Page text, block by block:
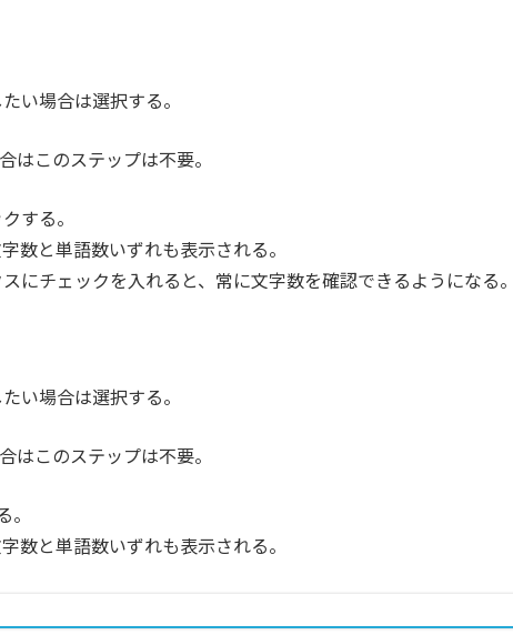
い場合は選択する。
はこのステップは不要。
する。
数と単語数いずれも表示される。
にチェックを入れると、常に文字数を確認できるようになる
い場合は選択する。
はこのステップは不要。
数と単語数いずれも表示される。